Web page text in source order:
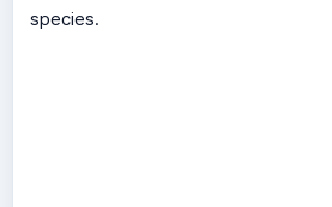
species.